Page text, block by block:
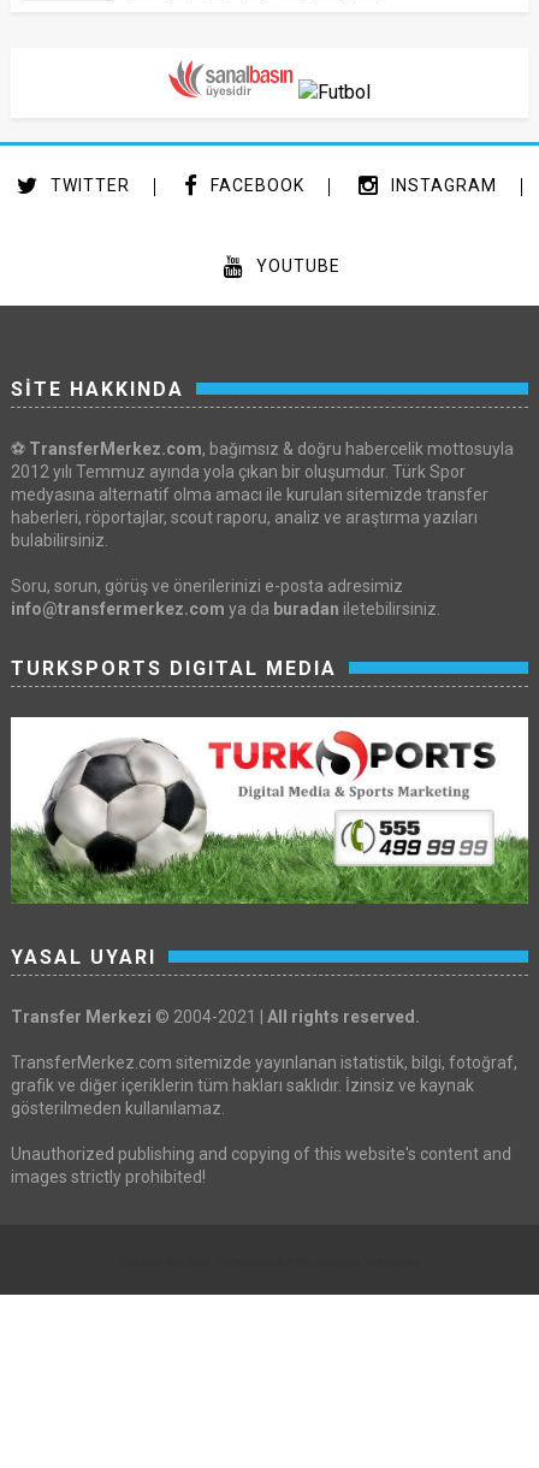
TWITTER FACEBOOK INSTAGRAM
YOUTUBE
SİTE HAKKINDA
⚽ TransferMerkez.com, bağımsız & doğru habercelik mottosuyla
2012 yılı Temmuz ayında yola çıkan bir oluşumdur. Türk Spor
medyasına alternatif olma amacı ile kurulan sitemizde transfer
haberleri, röportajlar, scout raporu, analiz ve araştırma yazıları
bulabilirsiniz.
Soru, sorun, görüş ve önerilerinizi e-posta adresimiz
info@transfermerkez.com ya da buradan iletebilirsiniz.
TURKSPORTS DIGITAL MEDIA
YASAL UYARI
Transfer Merkezi © 2004-2021 | All rights reserved.
TransferMerkez.com sitemizde yayınlanan istatistik, bilgi, fotoğraf,
grafik ve diğer içeriklerin tüm hakları saklıdır. İzinsiz ve kaynak
gösterilmeden kullanılamaz.
Unauthorized publishing and copying of this website's content and
images strictly prohibited!